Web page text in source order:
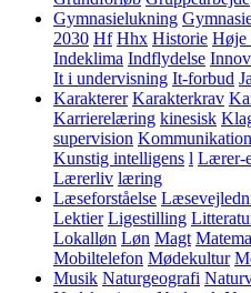
Gymnasielukning
2030 Hf Hhx Historie Høje
Indeklima Indflydelse
It i undervisning It-forbud
Karakterer Karakterkrav
Karrierelæring kinesisk
supervision
Kunstig intelligens l Lærer-
Lærerliv læring
Læseforståelse
Lektier Ligestilling
Lokalløn Løn Magt
Mobiltelefon Mødekultur
Musik Naturgeografi